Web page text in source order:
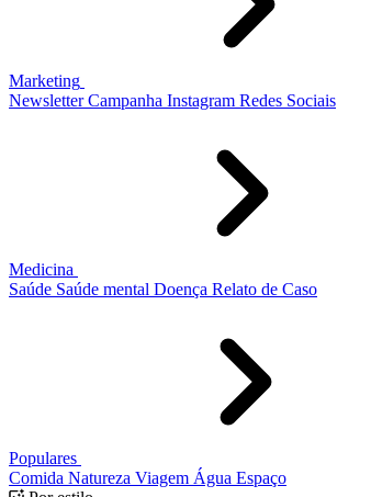
Marketing
Newsletter Campanha Instagram Redes Sociais
Medicina
Saúde Saúde mental Doença Relato de Caso
Populares
Comida Natureza Viagem Água Espaço